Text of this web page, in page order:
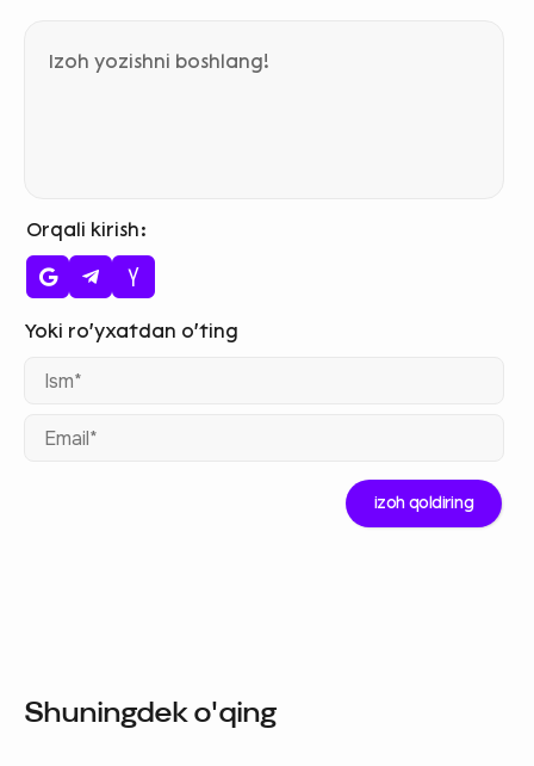
Orqali kirish
Shuningdek o'qing